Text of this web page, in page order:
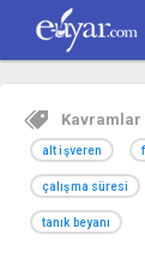
Kavramlar
alt işveren
çalışma süresi
tanık beyanı